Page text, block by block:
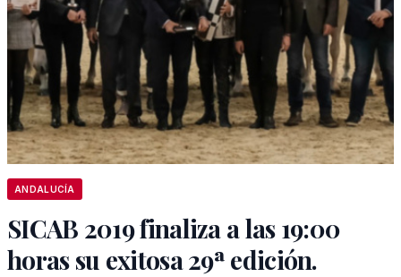
ANDALUCÍA
SICAB 2019 finaliza a las 19:00
horas su exitosa 29ª edición.